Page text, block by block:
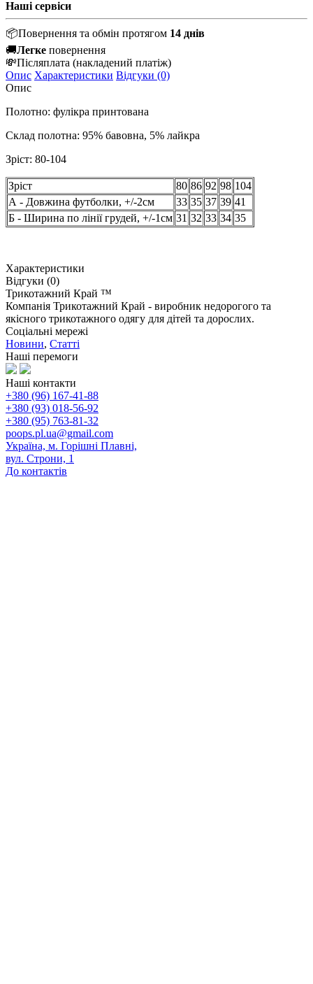
Наші сервіси
📦Повернення та обмін протягом 14 днів
🚚Легке повернення
💸Післяплата (накладений платіж)
Опис Характеристики Відгуки (0)
Опис
Полотно: фулікра принтована
Склад полотна: 95% бавовна, 5% лайкра
Зріст: 80-104
Зріст 80 86 92 98 104
А - Довжина футболки, +/-2см
33 35 37 39 41
Б - Ширина по лінії грудей, +/-1см 31 32 33 34 35
Характеристики
Відгуки (0)
Трикотажний Край ™
Компанія Трикотажний Край - виробник недорогого та
якісного трикотажного одягу для дітей та дорослих.
Соціальні мережі
Новини, Статті
Наші перемоги
Наші контакти
+380 (96) 167-41-88
+380 (93) 018-56-92
+380 (95) 763-81-32
poops.pl.ua@gmail.com
Україна, м. Горішні Плавні,
вул. Строни, 1
До контактів